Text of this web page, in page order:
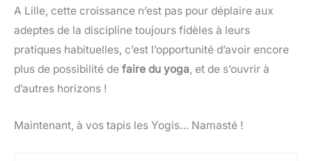
A Lille, cette croissance n’est pas pour déplaire aux
adeptes de la discipline toujours fidèles à leurs
pratiques habituelles, c’est l’opportunité d’avoir encore
plus de possibilité de faire du yoga, et de s’ouvrir à
d’autres horizons !
Maintenant, à vos tapis les Yogis… Namasté !